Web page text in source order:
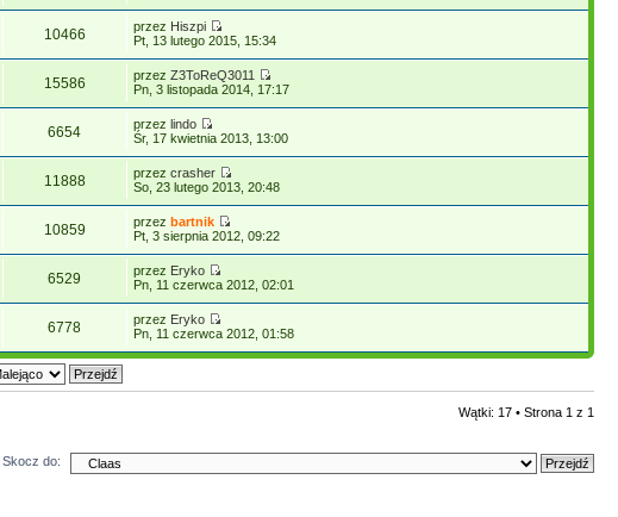
10466 przez Hiszpi
Pt, 13 lutego 2015, 15:34
15586 przezZ3ToReQ3011
Pn, 3 listopada 2014, 17:17
6654 przezlindo
Śr, 17 kwietnia 2013, 13:00
11888 przezcrasher
So, 23 lutego 2013, 20:48
10859 przezbartnik
Pt, 3 sierpnia 2012, 09:22
6529 przez Eryko
Pn, 11 czerwca 2012, 02:01
6778 przez Eryko
Pn, 11 czerwca 2012, 01:58
Wątki: 17 • Strona 1 z 1
Skocz do: